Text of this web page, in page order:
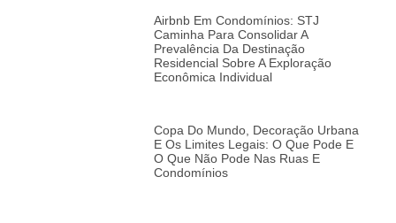
Airbnb Em Condomínios: STJ
Caminha Para Consolidar A
Prevalência Da Destinação
Residencial Sobre A Exploração
Econômica Individual
Copa Do Mundo, Decoração Urbana
E Os Limites Legais: O Que Pode E
O Que Não Pode Nas Ruas E
Condomínios